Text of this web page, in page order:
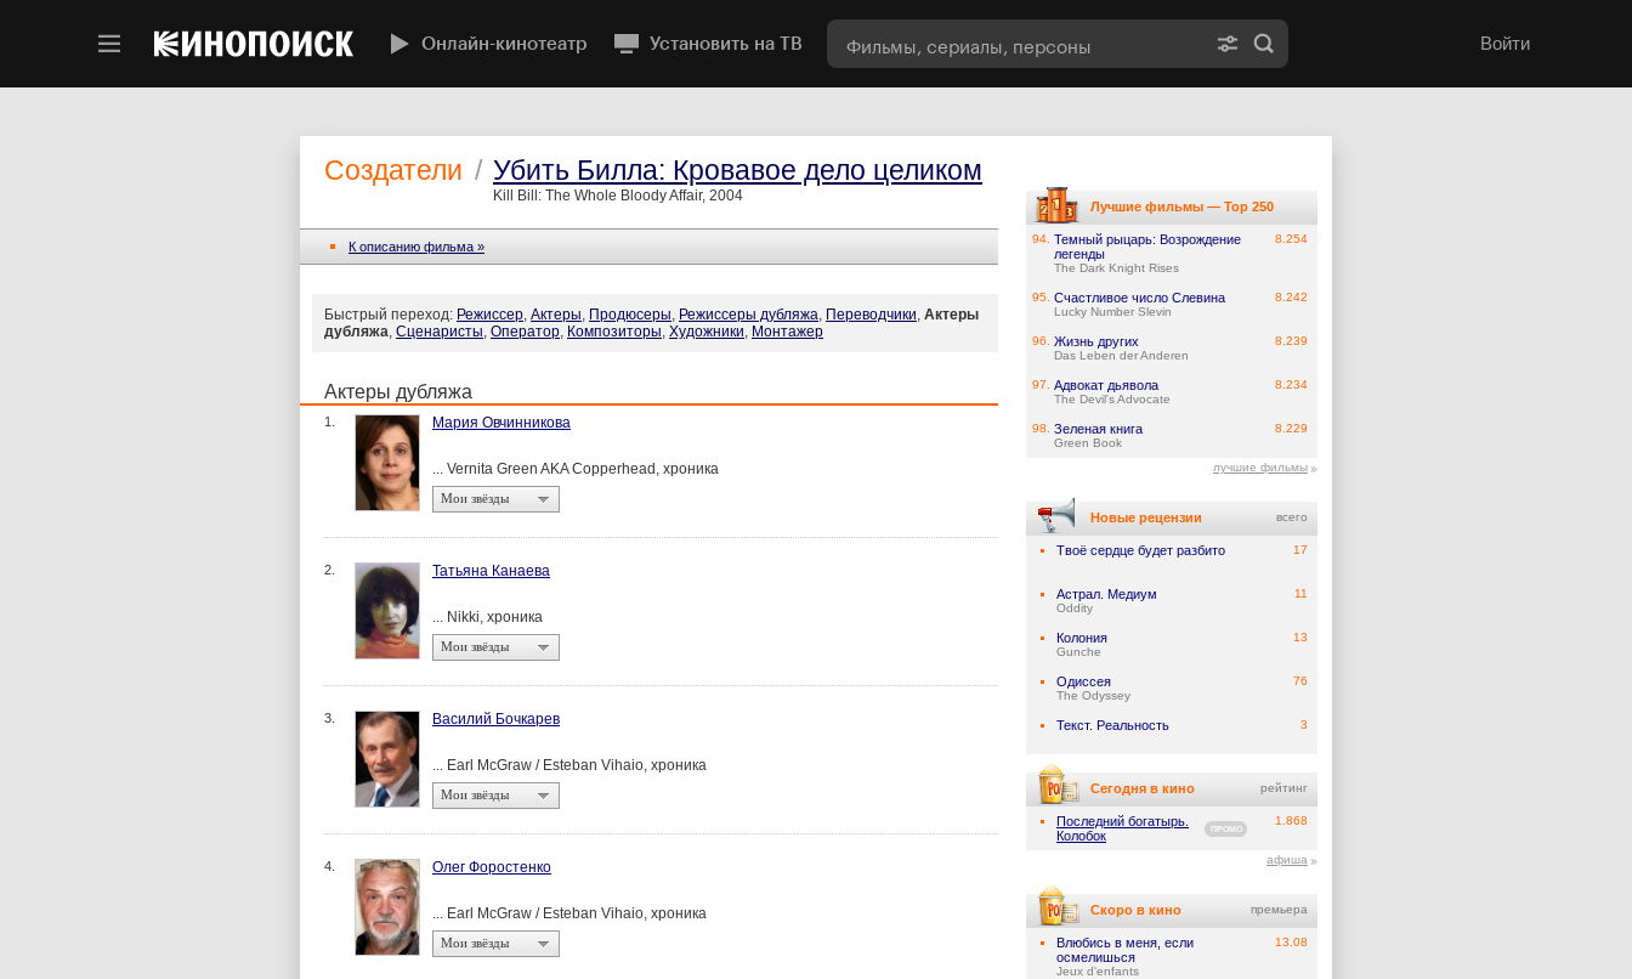
Онлайн-кинотеатр Установить на ТВ Войти
Создатели / Убить Билла: Кровавое дело целиком
Kill Bill: The Whole Bloody Affair, 2004
К описанию фильма »
Быстрый переход: Режиссер, Актеры, Продюсеры, Режиссеры дубляжа, Переводчики, Актеры
дубляжа, Сценаристы, Оператор, Композиторы, Художники, Монтажер
Актеры дубляжа
1. Мария Овчинникова
... Vernita Green AKA Copperhead, хроника
Мои звёзды
2. Татьяна Канаева
... Nikki, хроника
Мои звёзды
3. Василий Бочкарев
... Earl McGraw / Esteban Vihaio, хроника
Мои звёзды
4. Олег Форостенко
... Earl McGraw / Esteban Vihaio, хроника
Мои звёзды
Лучшие фильмы — Top 250
94. Темный рыцарь: Возрождение
легенды
The Dark Knight Rises
8.254
95. Счастливое число Слевина
Lucky Number Slevin
8.242
96. Жизнь других
Das Leben der Anderen
8.239
97. Адвокат дьявола
The Devil's Advocate
8.234
98. Зеленая книга
Green Book
8.229
лучшие фильмы
Новые рецензии всего
Твоё сердце будет разбито 17
Астрал. Медиум
Oddity
11
Колония
Gunche
13
Одиссея
The Odyssey
76
Текст. Реальность 3
Сегодня в кино рейтинг
Последний богатырь.
Колобок
ПРОМО
1.868
афиша
Скоро в кино премьера
Влюбись в меня, если
осмелишься
Jeux d'enfants
13.08